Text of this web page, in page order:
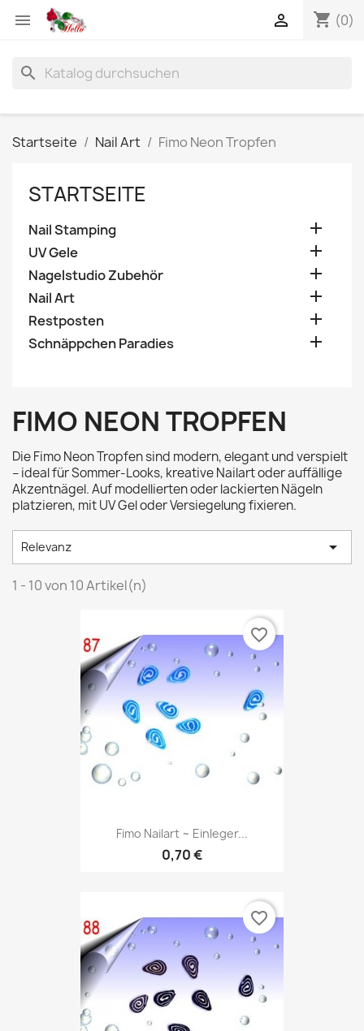
 shopping_cart (0)

search
Startseite Nail Art Fimo Neon Tropfen
STARTSEITE
Nail Stamping 
UV Gele 
Nagelstudio Zubehör 
Nail Art 
Restposten 
Schnäppchen Paradies 
FIMO NEON TROPFEN
Die Fimo Neon Tropfen sind modern, elegant und verspielt
– ideal für Sommer-Looks, kreative Nailart oder auffällige
Akzentnägel. Auf modellierten oder lackierten Nägeln
platzieren, mit UV Gel oder Versiegelung fixieren.
Relevanz 
1 - 10 von 10 Artikel(n)
Fimo Nailart ~ Einleger...
0,70 €
favorite_border
favorite_border